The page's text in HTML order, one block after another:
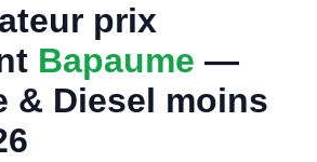
prix
Bapaume —
& Diesel moins